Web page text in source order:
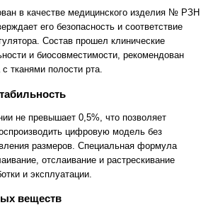
в качестве медицинского изделия № РЗН
его безопасность и соответствие
Состав прошел клинические
и биосовместимости, рекомендован
тканями полости рта.
не превышает 0,5%, что позволяет
цифровую модель без
размеров. Специальная формула
отслаивание и растрескивание
и эксплуатации.
веществ